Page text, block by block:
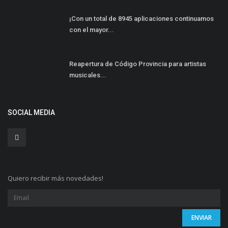
¡Con un total de 8945 aplicaciones continuamos
con el mayor...
Reapertura de Código Provincia para artistas
musicales...
SOCIAL MEDIA
Quiero recibir más novedades!